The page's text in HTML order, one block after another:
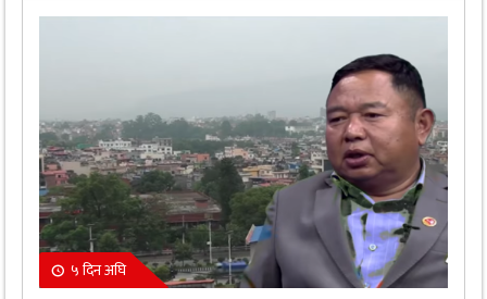
५ दिन अघि